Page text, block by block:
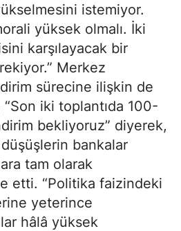
istemiyor.
yüksek olmalı. İki
karşılayacak bir
Merkez
sürecine ilişkin de
iki toplantıda 100-
bekliyoruz” diyerek,
bankalar
tam olarak
etti. “Politika faizindeki
yeterince
hâlâ yüksek